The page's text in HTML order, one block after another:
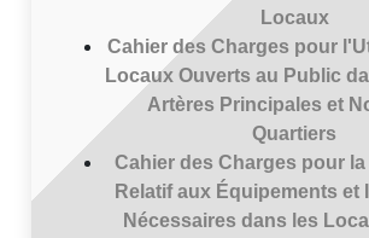
Locaux
Cahier des Charges pour
Locaux Ouverts au Public
Artères Principales et
Quartiers
Cahier des Charges pour
Relatif aux Équipements et
Nécessaires dans les